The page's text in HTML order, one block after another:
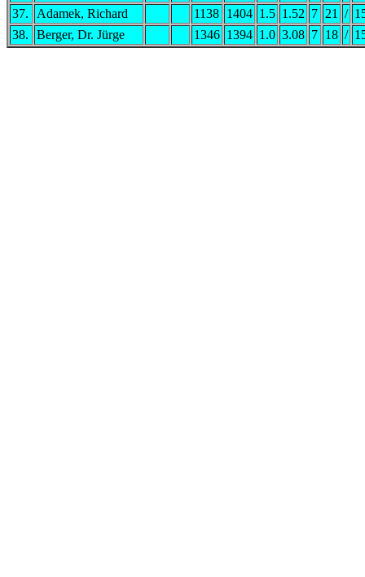
37.
Adamek, Richard 1138 1404 1.5 1.52 7 21 /
38.
Berger, Dr. Jürge 1346 1394 1.0 3.08 7 18 /